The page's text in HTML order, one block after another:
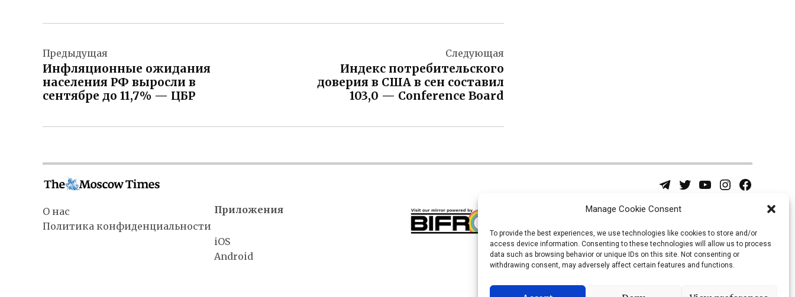
Manage Cookie Consent
To provide the best experiences, we use technologies like cookies to store and/or
access device information. Consenting to these technologies will allow us to process
data such as browsing behavior or unique IDs on this site. Not consenting or
withdrawing consent, may adversely affect certain features and functions.
по
записям
Предыдущая
Инфляционные ожидания
населения РФ выросли в
сентябре до 11,7% — ЦБР
Следующая
Индекс потребительского
доверия в США в сен составил
103,0 — Conference Board
Telegram
Twitter
Username
YouTubeInstagram
Facebook
О нас
Политика конфиденциальности
Приложения
iOS
Android